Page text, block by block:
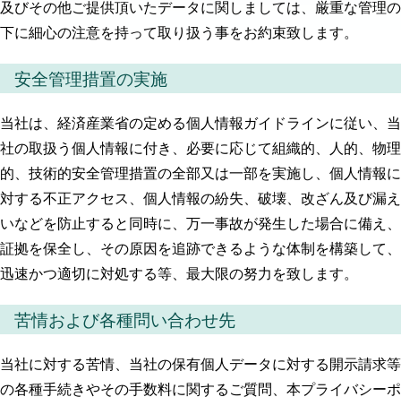
及びその他ご提供頂いたデータに関しましては、厳重な管理の
下に細心の注意を持って取り扱う事をお約束致します。
安全管理措置の実施
当社は、経済産業省の定める個人情報ガイドラインに従い、当
社の取扱う個人情報に付き、必要に応じて組織的、人的、物理
的、技術的安全管理措置の全部又は一部を実施し、個人情報に
対する不正アクセス、個人情報の紛失、破壊、改ざん及び漏え
いなどを防止すると同時に、万一事故が発生した場合に備え、
証拠を保全し、その原因を追跡できるような体制を構築して、
迅速かつ適切に対処する等、最大限の努力を致します。
苦情および各種問い合わせ先
当社に対する苦情、当社の保有個人データに対する開示請求等
の各種手続きやその手数料に関するご質問、本プライバシーポ